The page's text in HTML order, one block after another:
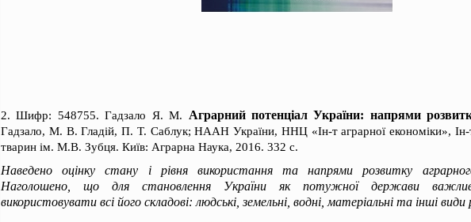
2. Шифр: 548755. Гадзало Я. М. Аграрний потенціал України: напрями
Гадзало, М. В. Гладій, П. Т. Саблук; НААН України, ННЦ «Ін-т аграрної економіки», Ін-т
тварин ім. М.В. Зубця. Київ: Аграрна Наука, 2016. 332 с.
Наведено оцінку стану і рівня використання та напрями розвитку
Наголошено, що для становлення України як потужної держави
використовувати всі його складові: людські, земельні, водні, матеріальні та інші види